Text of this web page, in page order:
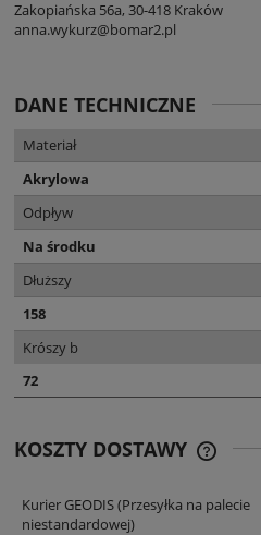
Zakopiańska 56a, 30-418 Kraków
anna.wykurz@bomar2.pl
DANE TECHNICZNE
Materiał
Akrylowa
Odpływ
Na środku
Dłuższy
158
Krószy b
72
KOSZTY DOSTAWY
Kurier GEODIS(Przesyłka na palecie
niestandardowej)